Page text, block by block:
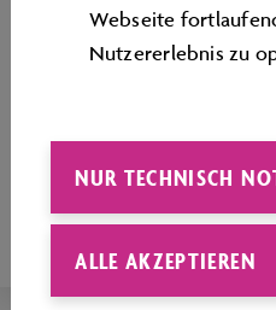
SKILL FACTORY
Austausch.
Webseite
Nutzererlebnis zu
NUR TECHNISCH
ALLE AKZEPTIEREN